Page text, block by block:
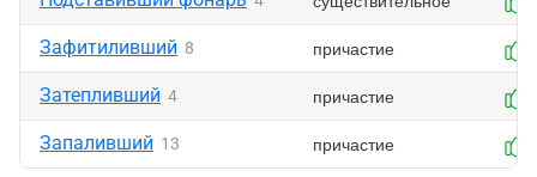
Зафитиливший 8 причастие
Затепливший 4 причастие
Запаливший 13 причастие